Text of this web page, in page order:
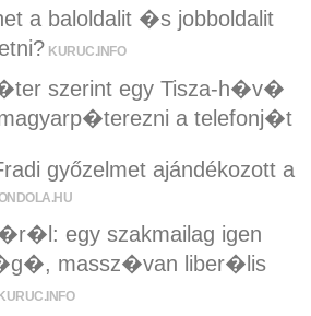
a baloldalit �s jobboldalit
KURUC.INFO
szerint egy Tisza-h�v�
a telefonj�t
győzelmet ajándékozott a
egy szakmailag igen
massz�van liber�lis
KURUC.INFO